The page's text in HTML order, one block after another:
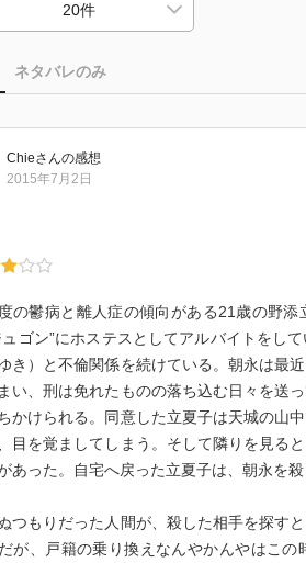
ネタバレのみ
Chieさんの感想
2015年7月2日
の鬱病と離人症の傾向がある21歳の野添
ュゴン”にホステスとしてアルバイトをし
き）と不倫関係を続けている。朝永は最
い、刑は免れたものの落ち込む日々を送
かけられる。同意した立夏子は天城の山
目を覚ましてしまう。そして隣りを見る
あった。自宅へ戻った立夏子は、朝永を
つもりだった人間が、殺した相手を探す
が、戸籍の乗り換えなんやかんやはこ